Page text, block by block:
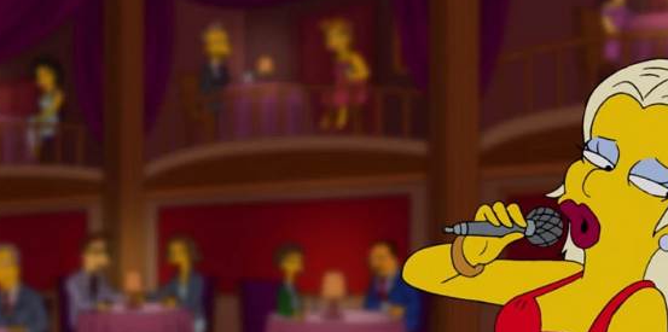
» Los Simpson » Noticias